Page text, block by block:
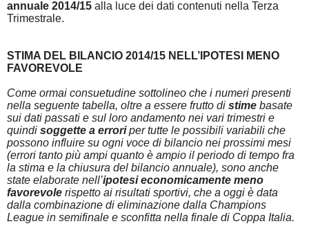
annuale 2014/15 alla luce dei dati contenuti nella Terza
Trimestrale.
STIMA DEL BILANCIO 2014/15 NELL’IPOTESI MENO
FAVOREVOLE
Come ormai consuetudine sottolineo che i numeri presenti
nella seguente tabella, oltre a essere frutto di stime basate
sui dati passati e sul loro andamento nei vari trimestri e
quindi soggette a errori per tutte le possibili variabili che
possono influire su ogni voce di bilancio nei prossimi mesi
(errori tanto più ampi quanto è ampio il periodo di tempo fra
la stima e la chiusura del bilancio annuale), sono anche
state elaborate nell’ipotesi economicamente meno
favorevole rispetto ai risultati sportivi, che a oggi è data
dalla combinazione di eliminazione dalla Champions
League in semifinale e sconfitta nella finale di Coppa Italia.